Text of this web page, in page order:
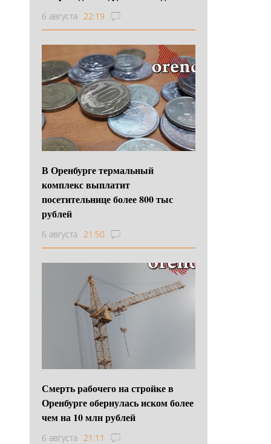
6 августа 22:19
В Оренбурге термальный
комплекс выплатит
посетительнице более 800 тыс
рублей
6 августа 21:50
Смерть рабочего на стройке в
Оренбурге обернулась иском более
чем на 10 млн рублей
6 августа 21:11